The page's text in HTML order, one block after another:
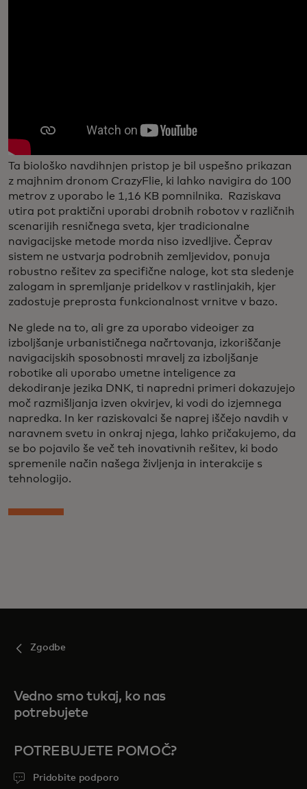
Ta biološko navdihnjen pristop je bil uspešno prikazan
z majhnim dronom CrazyFlie, ki lahko navigira do 100
metrov z uporabo le 1,16 KB pomnilnika. Raziskava
utira pot praktični uporabi drobnih robotov v različnih
scenarijih resničnega sveta, kjer tradicionalne
navigacijske metode morda niso izvedljive. Čeprav
sistem ne ustvarja podrobnih zemljevidov, ponuja
robustno rešitev za specifične naloge, kot sta sledenje
zalogam in spremljanje pridelkov v rastlinjakih, kjer
zadostuje preprosta funkcionalnost vrnitve v bazo.
Ne glede na to, ali gre za uporabo videoiger za
izboljšanje urbanističnega načrtovanja, izkoriščanje
navigacijskih sposobnosti mravelj za izboljšanje
robotike ali uporabo umetne inteligence za
dekodiranje jezika DNK, ti napredni primeri dokazujejo
moč razmišljanja izven okvirjev, ki vodi do izjemnega
napredka. In ker raziskovalci še naprej iščejo navdih v
naravnem svetu in onkraj njega, lahko pričakujemo, da
se bo pojavilo še več teh inovativnih rešitev, ki bodo
spremenile način našega življenja in interakcije s
tehnologijo.
Zgodbe
Vedno smo tukaj, ko nas
potrebujete
POTREBUJETE POMOČ?
Pridobite podporo